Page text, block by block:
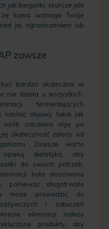
jak biegunki, skurcze jelit
kawa wzmaga Twoje
jej ograniczeniem lub
zawsze
bardzo skuteczna w
nie działa u wszystkich.
fermentujących
nasilać objawy, takie jak
odczuwa ulgę po
skuteczność zależy od
Zawsze warto
dietetyka, aby
do swoich potrzeb.
była stosowana
długotrwałe
może prowadzić do
i zaburzeń
eliminacji należy
produkty, aby